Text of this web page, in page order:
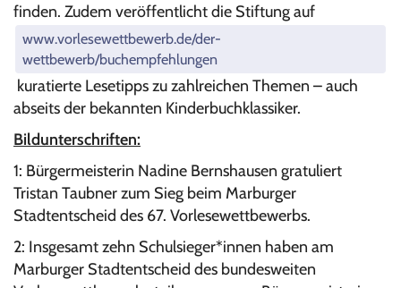
finden. Zudem veröffentlicht die Stiftung auf
www.vorlesewettbewerb.de/der-
wettbewerb/buchempfehlungen
kuratierte Lesetipps zu zahlreichen Themen – auch
abseits der bekannten Kinderbuchklassiker.
Bildunterschriften:
1: Bürgermeisterin Nadine Bernshausen gratuliert
Tristan Taubner zum Sieg beim Marburger
Stadtentscheid des 67. Vorlesewettbewerbs.
2: Insgesamt zehn Schulsieger*innen haben am
Marburger Stadtentscheid des bundesweiten